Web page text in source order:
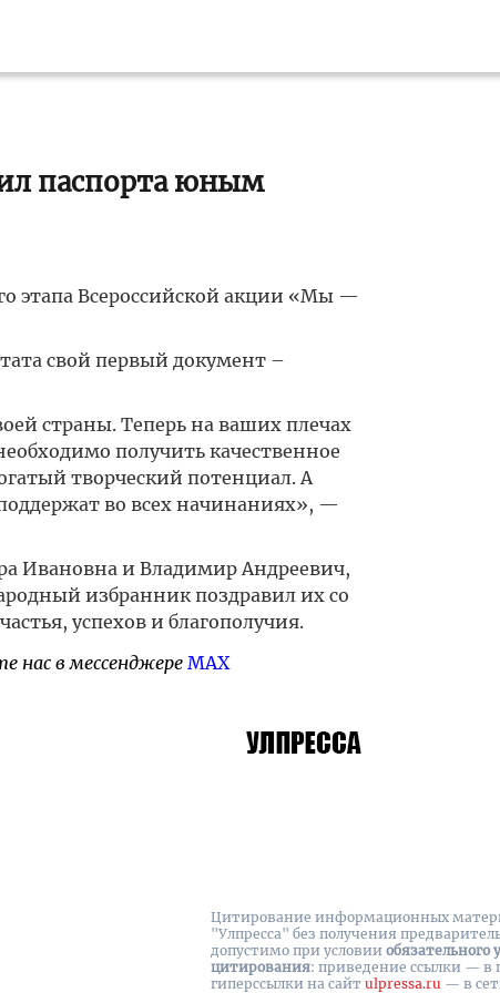
паспорта юным
этапа Всероссийской акции «Мы —
свой первый документ –
страны. Теперь на ваших плечах
получить качественное
творческий потенциал. А
во всех начинаниях», —
Ивановна и Владимир Андреевич,
избранник поздравил их со
успехов и благополучия.
нас в мессенджере MAX
Цитирование информационных
"Улпресса" без получения
допустимо при условии обязательного
цитирования: приведение ссылки — в
гиперссылки на cайт ulpressa.ru — в